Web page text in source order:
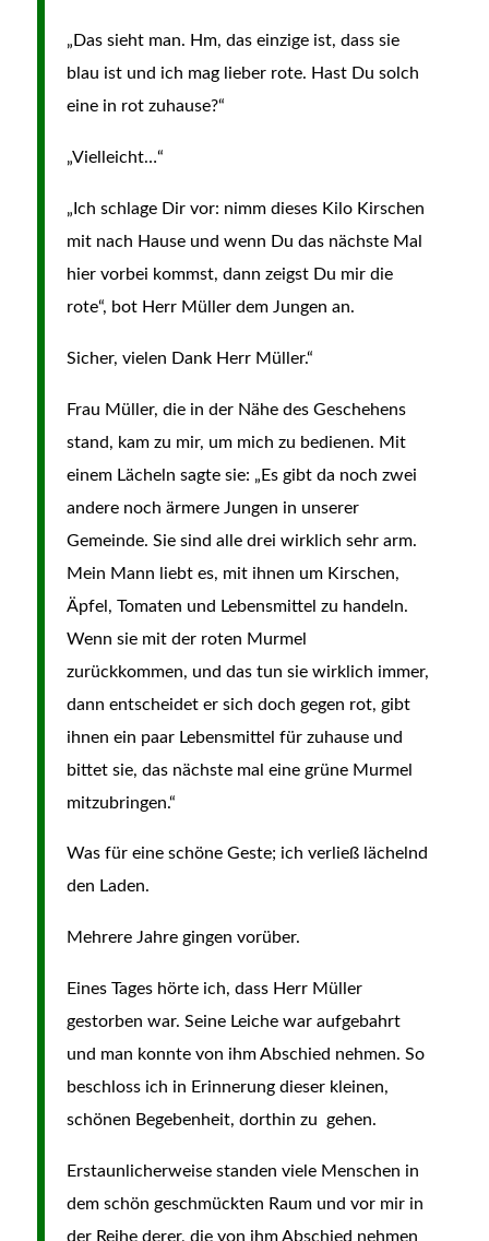
„Das sieht man. Hm, das einzige ist, dass sie
blau ist und ich mag lieber rote. Hast Du solch
eine in rot zuhause?“
„Vielleicht…“
„Ich schlage Dir vor: nimm dieses Kilo Kirschen
mit nach Hause und wenn Du das nächste Mal
hier vorbei kommst, dann zeigst Du mir die
rote“, bot Herr Müller dem Jungen an.
Sicher, vielen Dank Herr Müller.“
Frau Müller, die in der Nähe des Geschehens
stand, kam zu mir, um mich zu bedienen. Mit
einem Lächeln sagte sie: „Es gibt da noch zwei
andere noch ärmere Jungen in unserer
Gemeinde. Sie sind alle drei wirklich sehr arm.
Mein Mann liebt es, mit ihnen um Kirschen,
Äpfel, Tomaten und Lebensmittel zu handeln.
Wenn sie mit der roten Murmel
zurückkommen, und das tun sie wirklich immer,
dann entscheidet er sich doch gegen rot, gibt
ihnen ein paar Lebensmittel für zuhause und
bittet sie, das nächste mal eine grüne Murmel
mitzubringen.“
Was für eine schöne Geste; ich verließ lächelnd
den Laden.
Mehrere Jahre gingen vorüber.
Eines Tages hörte ich, dass Herr Müller
gestorben war. Seine Leiche war aufgebahrt
und man konnte von ihm Abschied nehmen. So
beschloss ich in Erinnerung dieser kleinen,
schönen Begebenheit, dorthin zu gehen.
Erstaunlicherweise standen viele Menschen in
dem schön geschmückten Raum und vor mir in
der Reihe derer, die von ihm Abschied nehmen